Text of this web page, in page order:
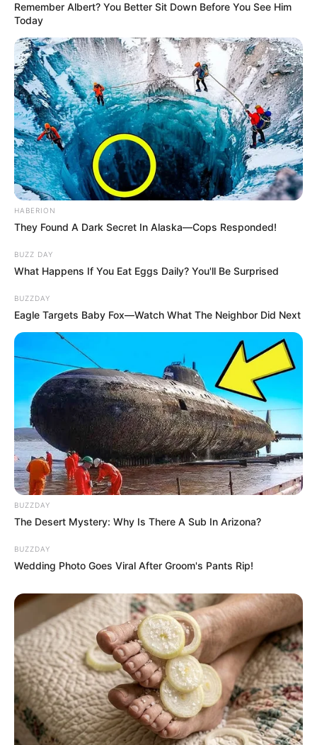
Remember Albert? You Better Sit Down Before You See Him
Today
HABERION
They Found A Dark Secret In Alaska—Cops Responded!
BUZZ DAY
What Happens If You Eat Eggs Daily? You'll Be Surprised
BUZZDAY
Eagle Targets Baby Fox—Watch What The Neighbor Did Next
BUZZDAY
The Desert Mystery: Why Is There A Sub In Arizona?
BUZZDAY
Wedding Photo Goes Viral After Groom's Pants Rip!